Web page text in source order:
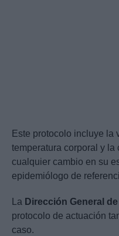
Este protocolo incluye la
temperatura corporal y
cualquier cambio en su
epidemiólogo de
La Dirección General
protocolo de actuación
caso.